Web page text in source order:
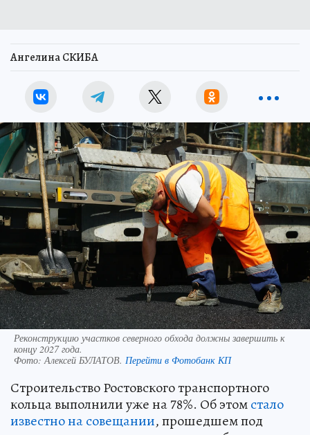
Ангелина СКИБА
Реконструкцию участков северного обхода должны завершить к
концу 2027 года.
Фото:Алексей БУЛАТОВ. Перейти в Фотобанк КП
Строительство Ростовского транспортного
кольца выполнили уже на 78%. Об этомстало
известно на совещании, прошедшем под